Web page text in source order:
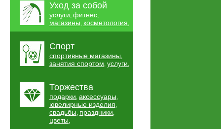
Уход за собой
услуги, фитнес,
магазины, косметология,
Спорт
спортивные магазины,
занятия спортом, услуги,
Торжества
подарки, аксессуары,
ювелирные изделия,
свадьбы, праздники,
цветы,